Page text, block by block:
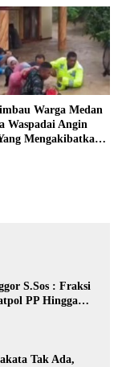
Warga Medan
Waspadai Angin
Mengakibatkan
S.Sos : Fraksi
PP Hingga
Tak Ada,